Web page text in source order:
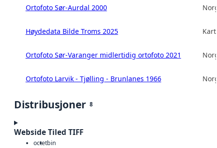
Ortofoto Sør-Aurdal 2000
Høydedata Bilde Troms 2025
Ortofoto Sør-Varanger midlertidig ortofoto 2021
Ortofoto Larvik - Tjølling - Brunlanes 1966
Distribusjoner 8
Webside Tiled TIFF
octetbin